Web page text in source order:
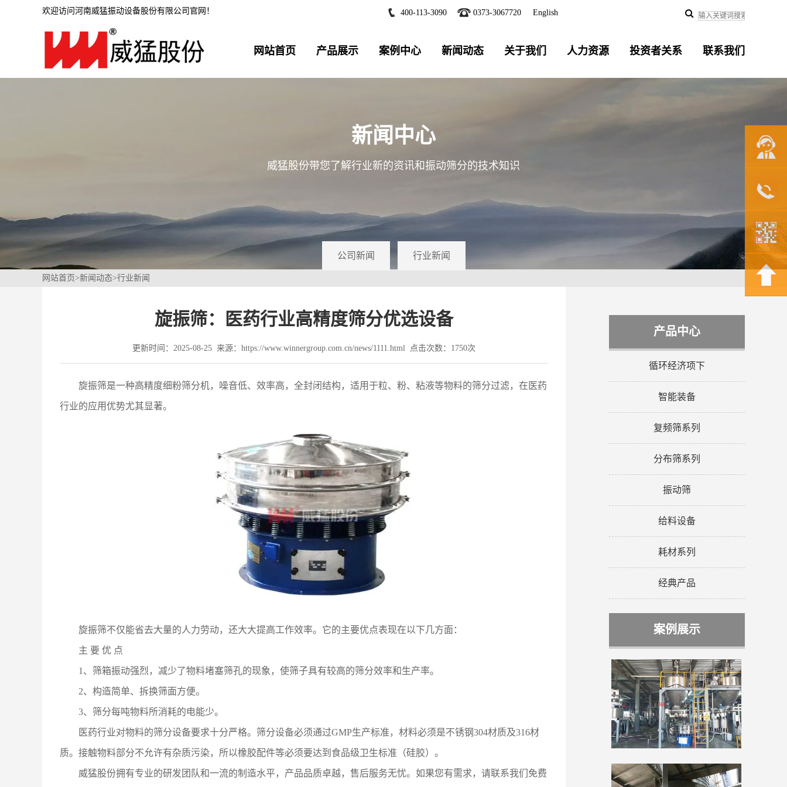
欢迎访问河南威猛振动设备股份有限公司官网！ 400-113-3090 0373-3067720 English
网站首页 产品展示 案例中心 新闻动态 关于我们 人力资源 投资者关系 联系我们
新闻中心
威猛股份带您了解行业新的资讯和振动筛分的技术知识
公司新闻 行业新闻
网站首页>新闻动态>行业新闻
旋振筛：医药行业高精度筛分优选设备
更新时间：2025-08-25 来源：https://www.winnergroup.com.cn/news/1111.html 点击次数：1750次
旋振筛是一种高精度细粉筛分机，噪音低、效率高，全封闭结构，适用于粒、粉、粘液等物料的筛分过滤，在医药
行业的应用优势尤其显著。
旋振筛不仅能省去大量的人力劳动，还大大提高工作效率。它的主要优点表现在以下几方面：
主 要 优 点
1、筛箱振动强烈，减少了物料堵塞筛孔的现象，使筛子具有较高的筛分效率和生产率。
2、构造简单、拆换筛面方便。
3、筛分每吨物料所消耗的电能少。
医药行业对物料的筛分设备要求十分严格。筛分设备必须通过GMP生产标准，材料必须是不锈钢304材质及316材
质。接触物料部分不允许有杂质污染，所以橡胶配件等必须要达到食品级卫生标准（硅胶）。
威猛股份拥有专业的研发团队和一流的制造水平，产品品质卓越，售后服务无忧。如果您有需求，请联系我们免费
产品中心
循环经济项下
智能装备
复频筛系列
分布筛系列
振动筛
给料设备
耗材系列
经典产品
案例展示
联系我们